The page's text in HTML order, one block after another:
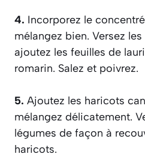
4. Incorporez le
mélangez bien. Versez
ajoutez les feuilles de
romarin. Salez et poivrez.
5. Ajoutez les haricots
mélangez délicatement.
légumes de façon à
haricots.